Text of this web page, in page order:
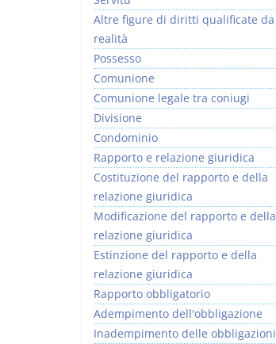
Altre figure di diritti qualificate da
realità
Possesso
Comunione
Comunione legale tra coniugi
Divisione
Condominio
Rapporto e relazione giuridica
Costituzione del rapporto e della
relazione giuridica
Modificazione del rapporto e della
relazione giuridica
Estinzione del rapporto e della
relazione giuridica
Rapporto obbligatorio
Adempimento dell'obbligazione
Inadempimento delle obbligazioni